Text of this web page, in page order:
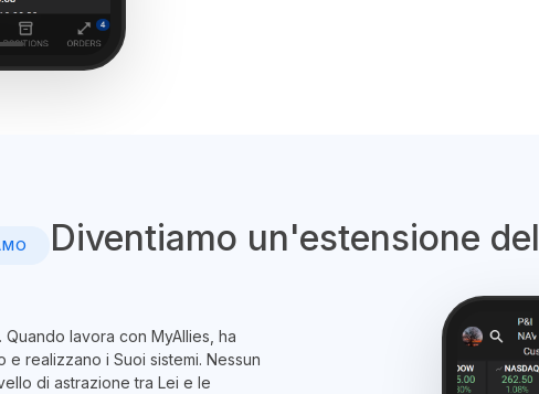
Diventiamo un'estensione del
lavora con MyAllies, ha
realizzano i Suoi sistemi. Nessun
di astrazione tra Lei e le